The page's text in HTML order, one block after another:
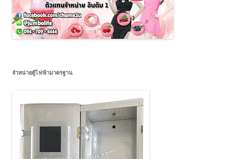
จำหน่ายตู้ไฟฟ้ามาตรฐาน